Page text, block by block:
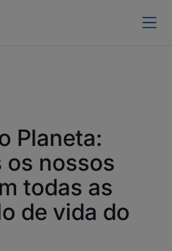
Planeta:
os nossos
todas as
de vida do